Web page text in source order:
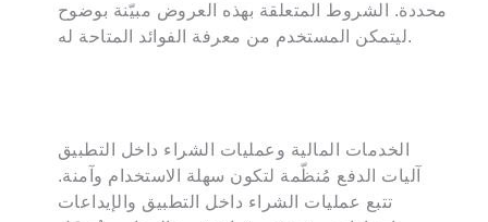
محددة. الشروط المتعلقة بهذه العروض مبيّنة بوضوح
ليتمكن المستخدم من معرفة الفوائد المتاحة له.
الخدمات المالية وعمليات الشراء داخل التطبيق
آليات الدفع مُنظّمة لتكون سهلة الاستخدام وآمنة.
تتبع عمليات الشراء داخل التطبيق والإيداعات